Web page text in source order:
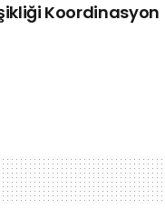
Koordinasyon